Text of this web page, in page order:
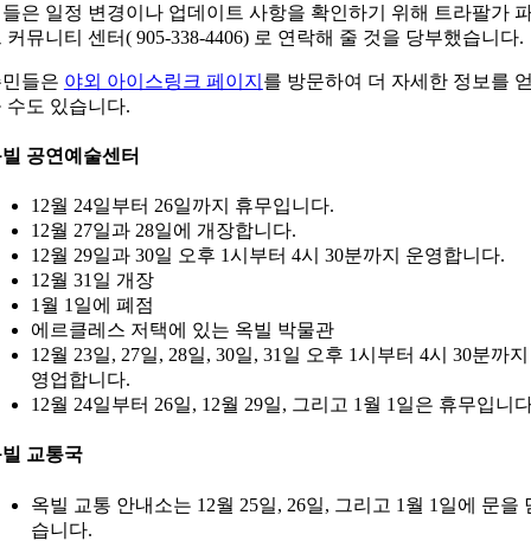
은 일정 변경이나 업데이트 사항을 확인하기 위해 트라팔가
커뮤니티 센터( 905-338-4406) 로 연락해 줄 것을 당부했습니다.
들은 야외 아이스링크 페이지 를 방문하여 더 자세한 정보를
수도 있습니다.
공연예술센터
12월 24일부터 26일까지 휴무입니다.
12월 27일과 28일에 개장합니다.
12월 29일과 30일 오후 1시부터 4시 30분까지 운영합니다.
12월 31일 개장
1월 1일에 폐점
에르클레스 저택에 있는 옥빌 박물관
12월 23일, 27일, 28일, 30일, 31일 오후 1시부터 4시 30분까지
영업합니다.
12월 24일부터 26일, 12월 29일, 그리고 1월 1일은 휴무입니
교통국
옥빌 교통 안내소는 12월 25일, 26일, 그리고 1월 1일에 문을
습니다.